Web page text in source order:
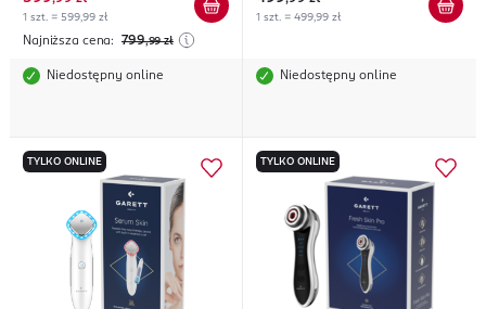
1 szt. = 599,99 zł
Najniższa cena: 799,99 zł
Niedostępny online
1 szt. = 499,99 zł
Niedostępny online
TYLKO ONLINE TYLKO ONLINE